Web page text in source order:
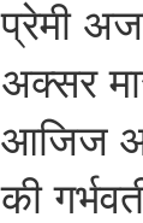
प्रेमी
अक्सर
आजिज
की